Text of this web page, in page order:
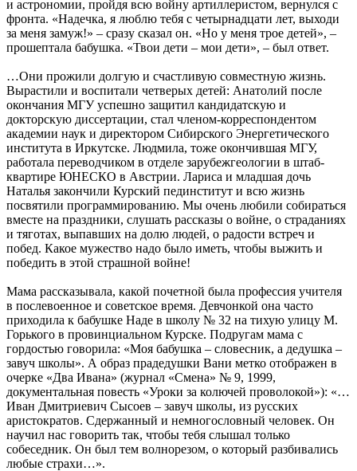
и астрономии, пройдя всю войну артиллеристом, вернулся с
фронта. «Надечка, я люблю тебя с четырнадцати лет, выходи
за меня замуж!» – сразу сказал он. «Но у меня трое детей», –
прошептала бабушка. «Твои дети – мои дети», – был ответ.
…Они прожили долгую и счастливую совместную жизнь.
Вырастили и воспитали четверых детей: Анатолий после
окончания МГУ успешно защитил кандидатскую и
докторскую диссертации, стал членом-корреспондентом
академии наук и директором Сибирского Энергетического
института в Иркутске. Людмила, тоже окончившая МГУ,
работала переводчиком в отделе зарубежгеологии в штаб-
квартире ЮНЕСКО в Австрии. Лариса и младшая дочь
Наталья закончили Курский пединститут и всю жизнь
посвятили программированию. Мы очень любили собираться
вместе на праздники, слушать рассказы о войне, о страданиях
и тяготах, выпавших на долю людей, о радости встреч и
побед. Какое мужество надо было иметь, чтобы выжить и
победить в этой страшной войне!
Мама рассказывала, какой почетной была профессия учителя
в послевоенное и советское время. Девчонкой она часто
приходила к бабушке Наде в школу № 32 на тихую улицу М.
Горького в провинциальном Курске. Подругам мама с
гордостью говорила: «Моя бабушка – словесник, а дедушка –
завуч школы». А образ прадедушки Вани метко отображен в
очерке «Два Ивана» (журнал «Смена» № 9, 1999,
документальная повесть «Уроки за колючей проволокой»): «…
Иван Дмитриевич Сысоев – завуч школы, из русских
аристократов. Сдержанный и немногословный человек. Он
научил нас говорить так, чтобы тебя слышал только
собеседник. Он был тем волнорезом, о который разбивались
любые страхи…».